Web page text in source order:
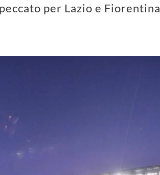
per Lazio e Fiorentina